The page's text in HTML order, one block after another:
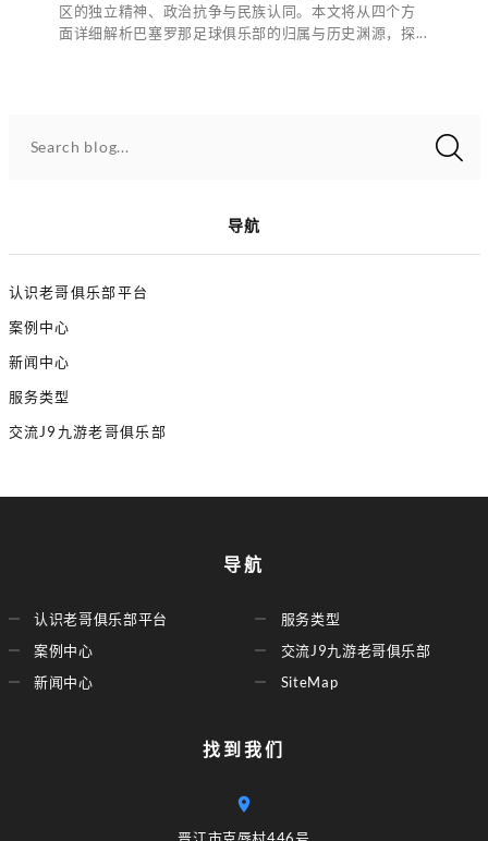
区的独立精神、政治抗争与民族认同。本文将从四个方
面详细解析巴塞罗那足球俱乐部的归属与历史渊源，探...
Search blog...
导航
认识老哥俱乐部平台
案例中心
新闻中心
服务类型
交流J9九游老哥俱乐部
导航
认识老哥俱乐部平台
案例中心
新闻中心
服务类型
交流J9九游老哥俱乐部
SiteMap
找到我们